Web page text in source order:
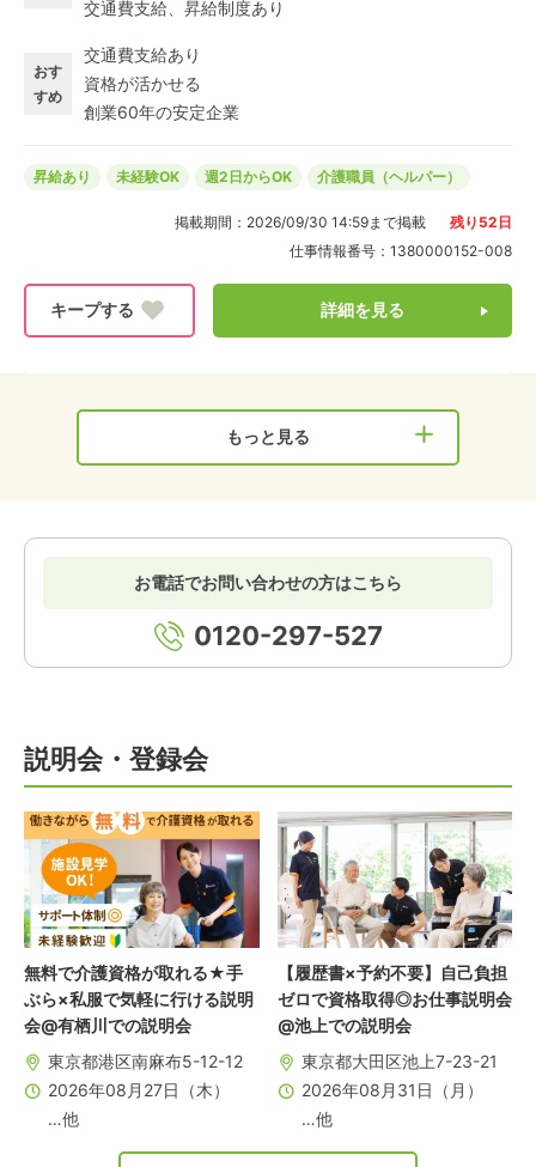
寧なOJTあり◎じっくり学んでいける研修をご用意♪未
勤務可能であれば夜勤免除アリ 夜勤は基本必須ですが、
土日祝の勤務が可能な方は日勤帯のシフトのみOK♪夜勤
回数もなるべく少なくしたいという希望も、もちろん相
交通費支給、昇給制度あり
おす
すめ
交通費支給あり
資格が活かせる
創業60年の安定企業
昇給あり 未経験OK 週2日からOK 介護職員（ヘルパー）
掲載期間： 2026/09/30 14:59まで掲載 残り 52 日
仕事情報番号： 1380000152-008
詳細を見る
もっと見る
お電話でお問い合わせの方はこちら
0120-297-527
説明会・登録会
無料で介護資格が取れる★手
ぶら×私服で気軽に行ける説明
会@有栖川での説明会
東京都港区南麻布5-12-12
2026年08月27日（木）
…他
【履歴書×予約不要】自己負担
ゼロで資格取得◎お仕事説明会
@池上での説明会
東京都大田区池上7-23-21
2026年08月31日（月）
…他